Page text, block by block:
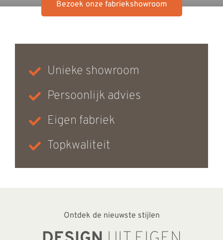
Bezoek onze fabriekshowroom
Unieke showroom
Persoonlijk advies
Eigen fabriek
Topkwaliteit
Ontdek de nieuwste stijlen